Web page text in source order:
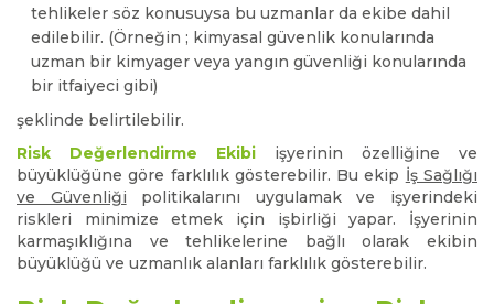
tehlikeler söz konusuysa bu uzmanlar da ekibe dahil
edilebilir. (Örneğin ; kimyasal güvenlik konularında
uzman bir kimyager veya yangın güvenliği konularında
bir itfaiyeci gibi)
şeklinde belirtilebilir.
Risk Değerlendirme Ekibi işyerinin özelliğine ve
büyüklüğüne göre farklılık gösterebilir. Bu ekip İş Sağlığı
ve Güvenliği politikalarını uygulamak ve işyerindeki
riskleri minimize etmek için işbirliği yapar. İşyerinin
karmaşıklığına ve tehlikelerine bağlı olarak ekibin
büyüklüğü ve uzmanlık alanları farklılık gösterebilir.